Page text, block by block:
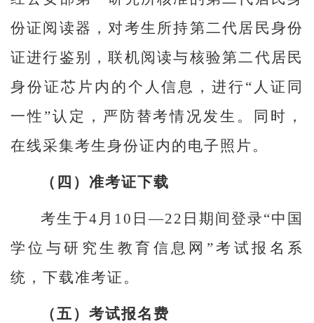
份证阅读器，对考生所持第二代居民身份
证进行鉴别，联机阅读与核验第二代居民
身份证芯片内的个人信息，进行“人证同
一性”认定，严防替考情况发生。同时，
在线采集考生身份证内的电子照片。
（四）准考证下载
考生于4月10日—22日期间登录“中国
学位与研究生教育信息网”考试报名系
统，下载准考证。
（五）考试报名费